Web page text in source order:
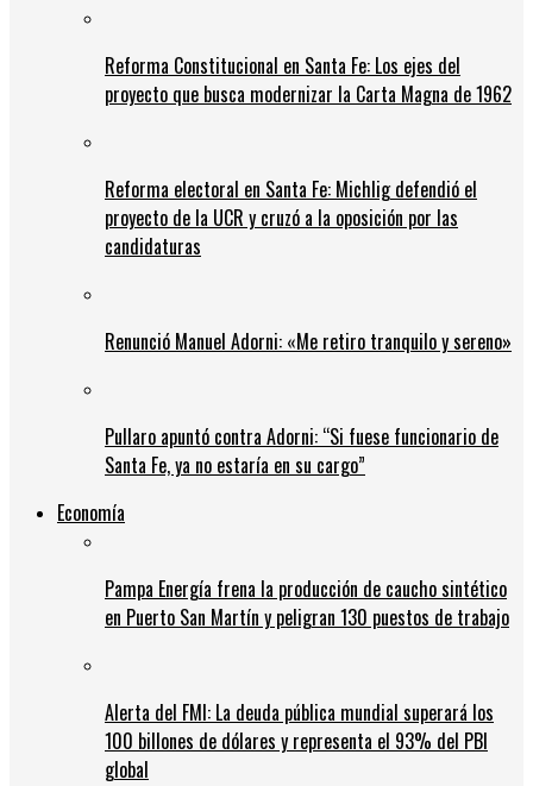
Reforma Constitucional en Santa Fe: Los ejes del
proyecto que busca modernizar la Carta Magna de 1962
Reforma electoral en Santa Fe: Michlig defendió el
proyecto de la UCR y cruzó a la oposición por las
candidaturas
Renunció Manuel Adorni: «Me retiro tranquilo y sereno»
Pullaro apuntó contra Adorni: “Si fuese funcionario de
Santa Fe, ya no estaría en su cargo”
Economía
Pampa Energía frena la producción de caucho sintético
en Puerto San Martín y peligran 130 puestos de trabajo
Alerta del FMI: La deuda pública mundial superará los
100 billones de dólares y representa el 93% del PBI
global